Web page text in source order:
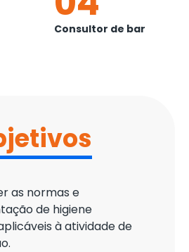
Consultor de bar
as normas e
de higiene
à atividade de